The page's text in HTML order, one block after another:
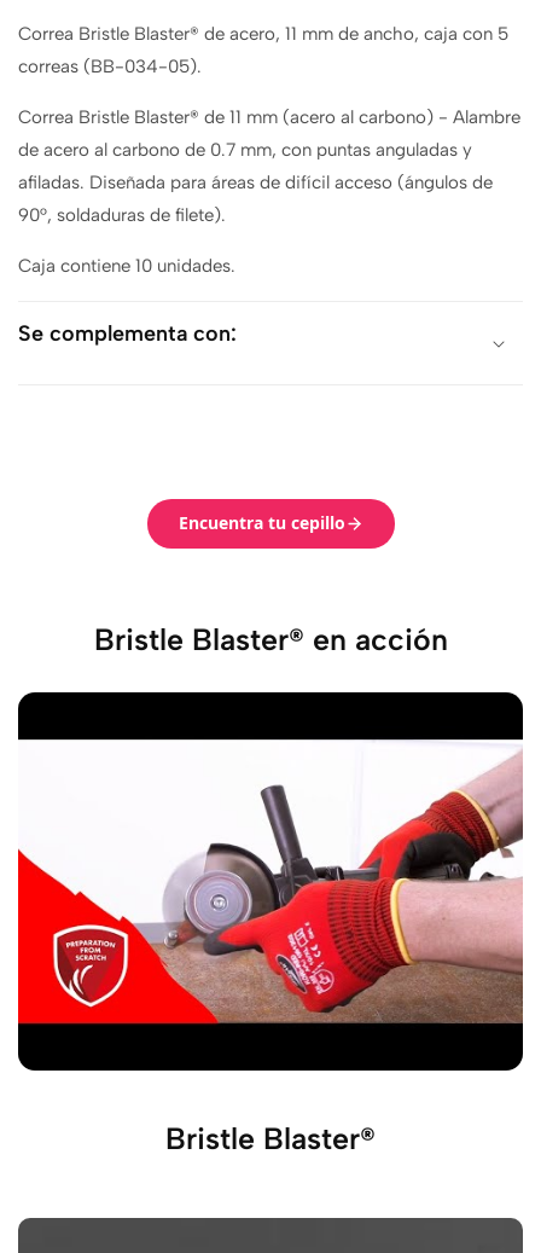
Correa Bristle Blaster® de acero, 11 mm de ancho, caja con 5
correas (BB-034-05).
Correa Bristle Blaster® de 11 mm (acero al carbono) - Alambre
de acero al carbono de 0.7 mm, con puntas anguladas y
afiladas. Diseñada para áreas de difícil acceso (ángulos de
90°, soldaduras de filete).
Caja contiene 10 unidades.
Se complementa con:
Encuentra tu cepillo
Bristle Blaster® en acción
Bristle Blaster®